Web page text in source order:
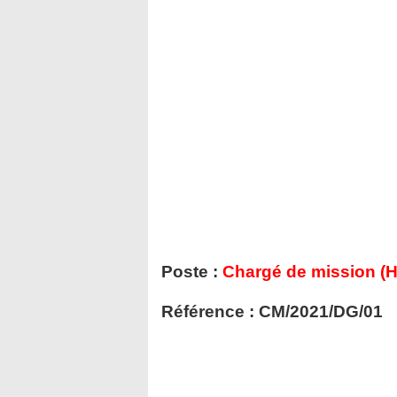
Poste : Chargé de mission
Référence : CM/2021/DG/01